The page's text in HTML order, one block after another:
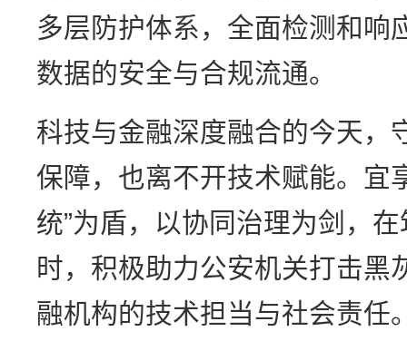
多层防护体系，全面检测和响
数据的安全与合规流通。
科技与金融深度融合的今天，
保障，也离不开技术赋能。宜
统”为盾，以协同治理为剑，
时，积极助力公安机关打击黑
融机构的技术担当与社会责任